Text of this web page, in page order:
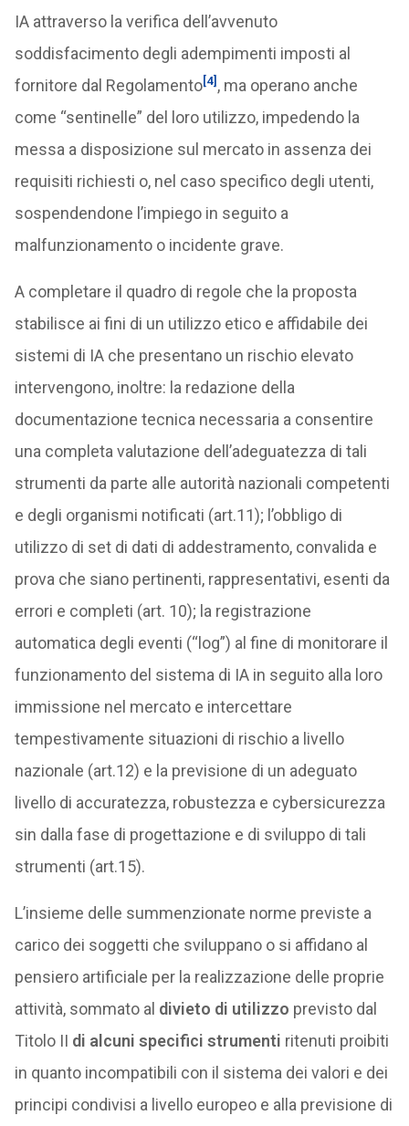
IA attraverso la verifica dell’avvenuto
soddisfacimento degli adempimenti imposti al
fornitore dal Regolamento[4] , ma operano anche
come “sentinelle” del loro utilizzo, impedendo la
messa a disposizione sul mercato in assenza dei
requisiti richiesti o, nel caso specifico degli utenti,
sospendendone l’impiego in seguito a
malfunzionamento o incidente grave.
A completare il quadro di regole che la proposta
stabilisce ai fini di un utilizzo etico e affidabile dei
sistemi di IA che presentano un rischio elevato
intervengono, inoltre: la redazione della
documentazione tecnica necessaria a consentire
una completa valutazione dell’adeguatezza di tali
strumenti da parte alle autorità nazionali competenti
e degli organismi notificati (art.11); l’obbligo di
utilizzo di set di dati di addestramento, convalida e
prova che siano pertinenti, rappresentativi, esenti da
errori e completi (art. 10); la registrazione
automatica degli eventi (“log”) al fine di monitorare il
funzionamento del sistema di IA in seguito alla loro
immissione nel mercato e intercettare
tempestivamente situazioni di rischio a livello
nazionale (art.12) e la previsione di un adeguato
livello di accuratezza, robustezza e cybersicurezza
sin dalla fase di progettazione e di sviluppo di tali
strumenti (art.15).
L’insieme delle summenzionate norme previste a
carico dei soggetti che sviluppano o si affidano al
pensiero artificiale per la realizzazione delle proprie
attività, sommato al divieto di utilizzo previsto dal
Titolo II di alcuni specifici strumenti ritenuti proibiti
in quanto incompatibili con il sistema dei valori e dei
principi condivisi a livello europeo e alla previsione di